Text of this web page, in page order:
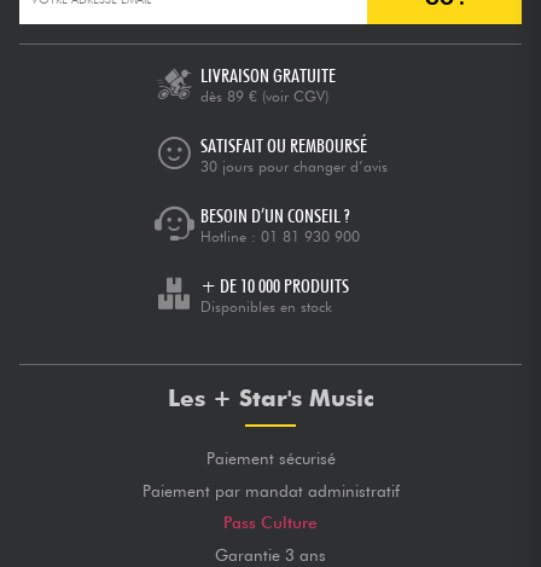
LIVRAISON GRATUITE
dès 89 € (voir CGV)
SATISFAIT OU REMBOURSÉ
30 jours pour changer d’avis
BESOIN D’UN CONSEIL ?
Hotline : 01 81 930 900
+ DE 10 000 PRODUITS
Disponibles en stock
Les + Star's Music
Paiement sécurisé
Paiement par mandat administratif
Pass Culture
Garantie 3 ans